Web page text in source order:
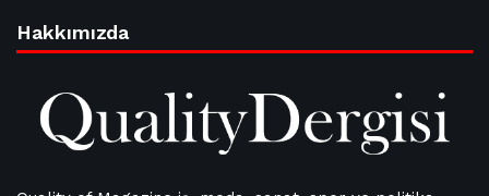
Hakkımızda